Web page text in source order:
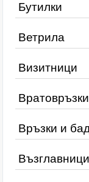
Бутилки
Ветрила
Визитници
Вратовръзки
Връзки и
Възглавници